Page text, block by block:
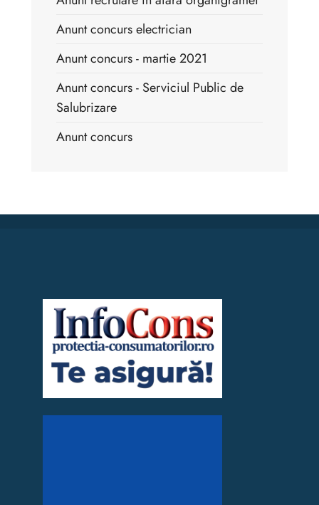
Anunt concurs electrician
Anunt concurs - martie 2021
Anunt concurs - Serviciul Public de
Salubrizare
Anunt concurs